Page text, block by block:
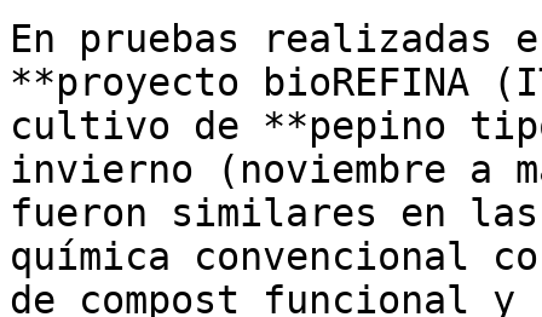
En pruebas
**proyecto bioREFINA
cultivo de **pepino
invierno (noviembre a
fueron similares en
química convencional
de compost funcional